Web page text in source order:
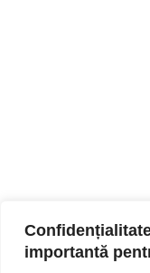
importantă